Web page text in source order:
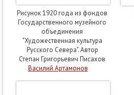
Рисунок 1920 года из фондов
Государственного музейного
объединения
"Художественная культура
Русского Севера". Автор
Степан Григорьевич Писахов
Василий Артамонов